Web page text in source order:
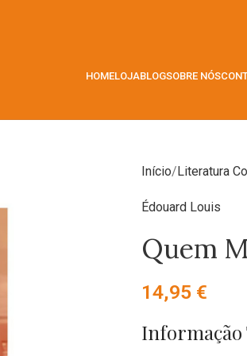
HOMELOJABLOGSOBRE NÓS
Início Literatura
Édouard Louis
Quem
14,95 €
Informação